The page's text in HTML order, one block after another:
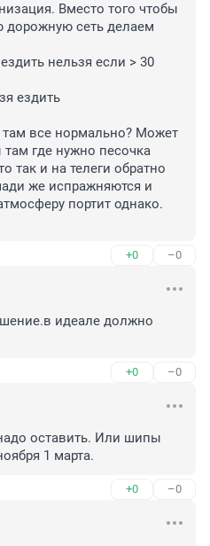
Вместо того чтобы
дорожную сеть делаем
нельзя если > 30
ездить
там все нормально? Может
где нужно песочка
так и на телеги обратно
же испражняются и
портит однако.
+0 –0
идеале должно
+0 –0
оставить. Или шипы
1 марта.
+0 –0